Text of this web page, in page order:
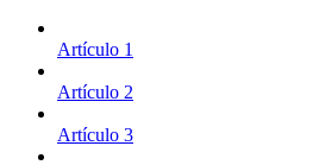
Artículo 1
Artículo 2
Artículo 3